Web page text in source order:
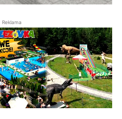
Reklama